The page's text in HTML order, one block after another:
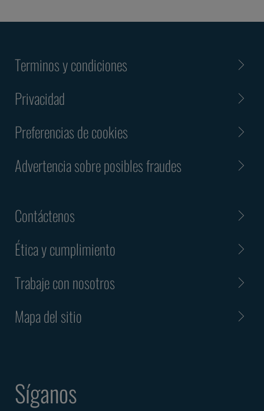
Terminos y condiciones
Privacidad
Preferencias de cookies
Advertencia sobre posibles fraudes
Contáctenos
Ética y cumplimiento
Trabaje con nosotros
Mapa del sitio
Síganos